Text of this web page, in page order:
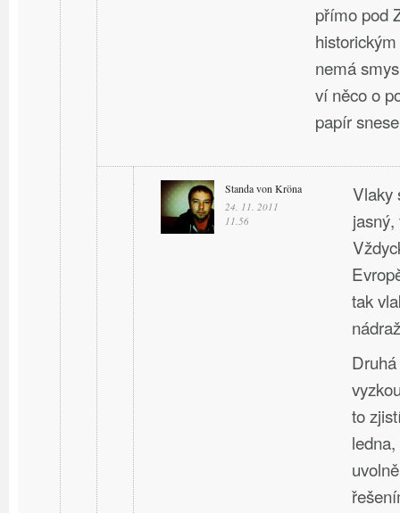
přímo pod
nemá
ví něco o
papír
Standa von Kröna
24. 11. 2011
11.56
Vlaky
tak
to